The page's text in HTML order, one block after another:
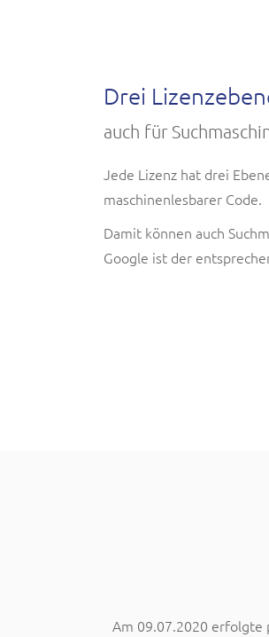
Drei
auch für
Jede Lizenz hat drei
maschinenlesbarer Code.
Damit können auch
Google ist der
Am 09.07.2020 erfolgte